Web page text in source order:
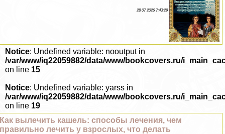
28 07 2026 7:43:29
Notice: Undefined variable: nooutput in
/var/www/iq22059882/data/www/bookcovers.ru/
on line 15
Notice: Undefined variable: yarss in
/var/www/iq22059882/data/www/bookcovers.ru/
on line 19
Как вылечить кашель: способы лечения, чем
правильно лечить у взрослых, что делать